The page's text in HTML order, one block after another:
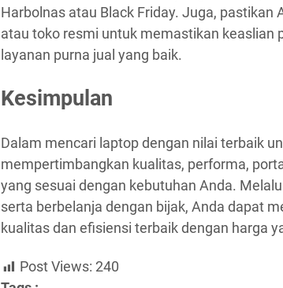
Harbolnas atau Black Friday. Juga,
atau toko resmi untuk memastikan keaslian
layanan purna jual yang baik.
Kesimpulan
Dalam mencari laptop dengan nilai terbaik
mempertimbangkan kualitas, performa,
yang sesuai dengan kebutuhan Anda.
serta berbelanja dengan bijak, Anda dapat
kualitas dan efisiensi terbaik dengan harga
Post Views: 240